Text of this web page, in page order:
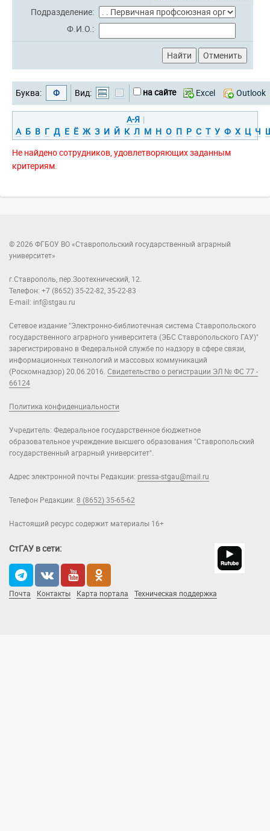
Подразделение:
Ф.И.О.:
Буква: Ф Вид: на сайте Excel Outlook
А-Я |
А Б В Г Д Е Ё Ж З И Й К Л М Н О П Р С Т У Ф Х Ц Ч
Не найдено сотрудников, удовлетворяющих заданным
критериям.
© 2026 ФГБОУ ВО «Ставропольский государственный аграрный
университет»
г.Ставрополь, пер.Зоотехнический, 12.
Телефон: +7 (8652) 35-22-82, 35-22-83
E-mail: inf@stgau.ru
Сетевое издание "Электронно-библиотечная система Ставропольского
государственного аграрного университета (ЭБС Ставропольского ГАУ)"
зарегистрировано в Федеральной службе по надзору в сфере связи,
информационных технологий и массовых коммуникаций
(Роскомнадзор) 20.06.2016. Свидетельство о регистрации ЭЛ № ФС 77 -
66124
Политика конфиденциальности
Учредитель: Федеральное государственное бюджетное
образовательное учреждение высшего образования "Ставропольский
государственный аграрный университет".
Адрес электронной почты Редакции: pressa-stgau@mail.ru
Телефон Редакции: 8 (8652) 35-65-62
Настоящий ресурс содержит материалы 16+
СтГАУ в сети:
Почта Контакты Карта портала Техническая поддержка